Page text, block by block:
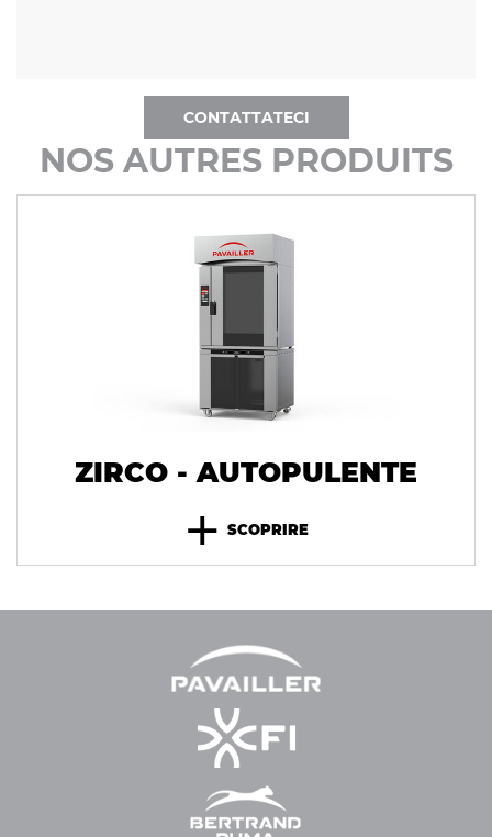
CONTATTATECI
NOS AUTRES PRODUITS
ZIRCO - AUTOPULENTE
+ SCOPRIRE